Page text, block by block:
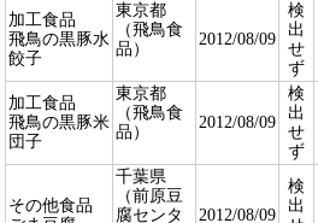
加工食品
飛鳥の黒豚水
餃子
東京都
（飛鳥食
品）
2012/08/09
検
出
せ
ず
加工食品
飛鳥の黒豚米
団子
東京都
（飛鳥食
品）
2012/08/09
検
出
せ
ず
その他食品
千葉県
（前原豆
腐センタ
2012/08/09
検
出